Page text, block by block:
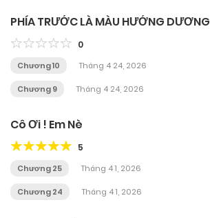
PHÍA TRƯỚC LÀ MÀU HƯỚNG DƯƠNG
0
Chương 10 Tháng 4 24, 2026
Chương 9 Tháng 4 24, 2026
Cô Ơi ! Em Nè
5
Chương 25 Tháng 4 1, 2026
Chương 24 Tháng 4 1, 2026